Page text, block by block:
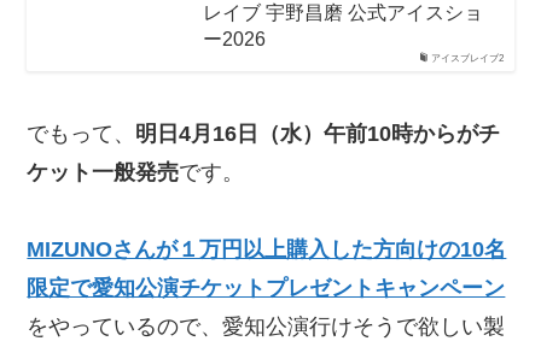
アイスブレイブ2
レイブ 宇野昌磨 公式アイスショ
ー2026
でもって、 明日4月16日（水）午前10時からがチ
ケット一般発売です。
MIZUNOさんが１万円以上購入した方向けの10名
限定で愛知公演チケットプレゼントキャンペーン
をやっているので、愛知公演行けそうで欲しい製